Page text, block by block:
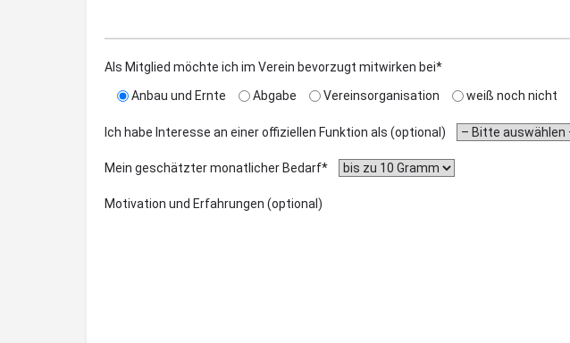
Als Mitglied möchte ich im Verein bevorzugt mitwirken bei*
Anbau und Ernte
Abgabe Vereinsorganisation weiß noch nicht
Ich habe Interesse an einer offiziellen Funktion als (optional)
Mein geschätzter monatlicher Bedarf*
Motivation und Erfahrungen (optional)